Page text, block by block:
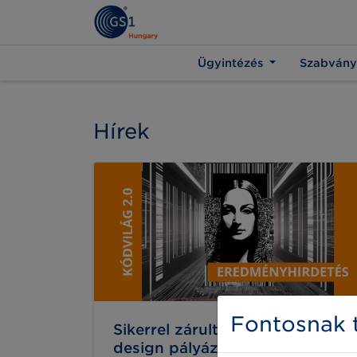
Ügyintézés
Hírek
Sikerrel zárult a KÓDVILÁG 2.0
design pályázat
Fontosnak